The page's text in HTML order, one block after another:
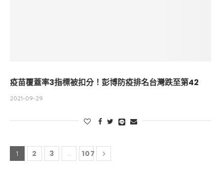
疫苗覆蓋率3指標被扣分！彭博防疫排名台灣跌至第42
2021-09-29
1 2 3 ... 107